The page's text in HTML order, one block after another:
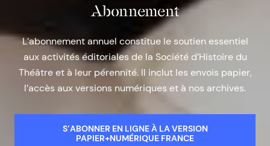
Abonnement
L’abonnement annuel constitue le soutien essentiel
aux activités éditoriales de la Société d’Histoire du
Théâtre et à leur pérennité. Il inclut les envois papier,
l’accès aux versions numériques et à nos archives.
S’ABONNER EN LIGNE À LA VERSION
PAPIER+NUMÉRIQUE FRANCE